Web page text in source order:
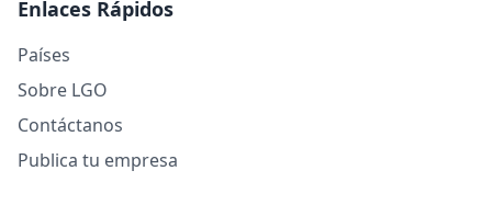
Enlaces Rápidos
Países
Sobre LGO
Contáctanos
Publica tu empresa